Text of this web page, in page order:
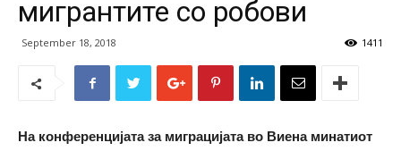
мигрантите со робови
September 18, 2018 1411
На конференцијата за миграцијата во Виена минатиот